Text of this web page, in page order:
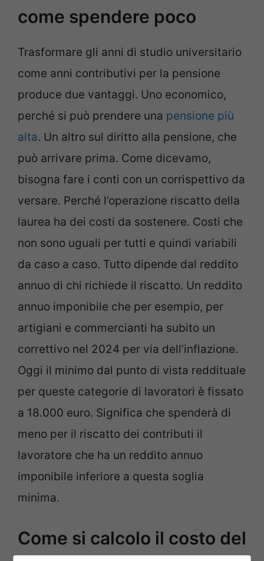
come spendere poco
Trasformare gli anni di studio universitario
come anni contributivi per la pensione
produce due vantaggi. Uno economico,
perché si può prendere una pensione più
alta. Un altro sul diritto alla pensione, che
può arrivare prima. Come dicevamo,
bisogna fare i conti con un corrispettivo da
versare. Perché l’operazione riscatto della
laurea ha dei costi da sostenere. Costi che
non sono uguali per tutti e quindi variabili
da caso a caso. Tutto dipende dal reddito
annuo di chi richiede il riscatto. Un reddito
annuo imponibile che per esempio, per
artigiani e commercianti ha subito un
correttivo nel 2024 per via dell’inflazione.
Oggi il minimo dal punto di vista reddituale
per queste categorie di lavoratori è fissato
a 18.000 euro. Significa che spenderà di
meno per il riscatto dei contributi il
lavoratore che ha un reddito annuo
imponibile inferiore a questa soglia
minima.
Come si calcolo il costo del